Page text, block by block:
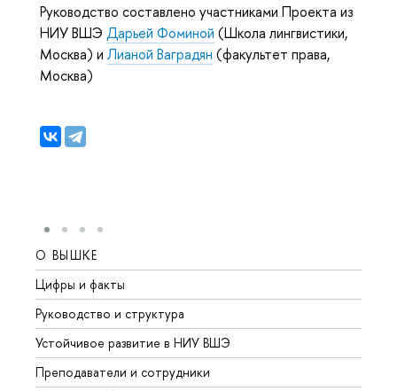
Руководство составлено участниками Проекта из
НИУ ВШЭ Дарьей Фоминой (Школа лингвистики,
Москва) иЛианой Ваградян (факультет права,
Москва)
О ВЫШКЕ
Цифры и факты
Руководство и структура
Устойчивое развитие в НИУ ВШЭ
Преподаватели и сотрудники